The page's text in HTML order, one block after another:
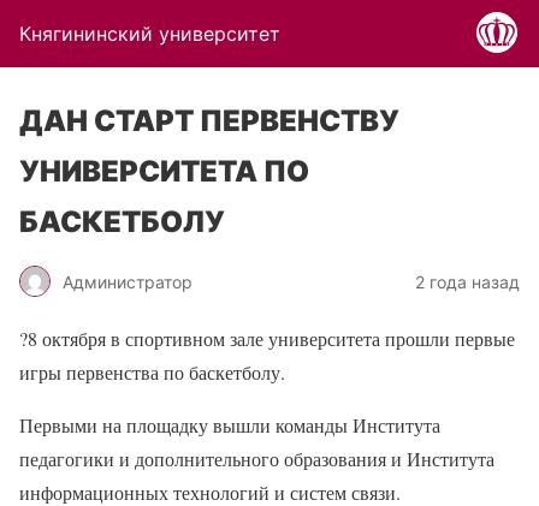
Княгининский университет
ДАН СТАРТ ПЕРВЕНСТВУ
УНИВЕРСИТЕТА ПО
БАСКЕТБОЛУ
Администратор 2 года назад
?8 октября в спортивном зале университета прошли первые
игры первенства по баскетболу.
Первыми на площадку вышли команды Института
педагогики и дополнительного образования и Института
информационных технологий и систем связи.